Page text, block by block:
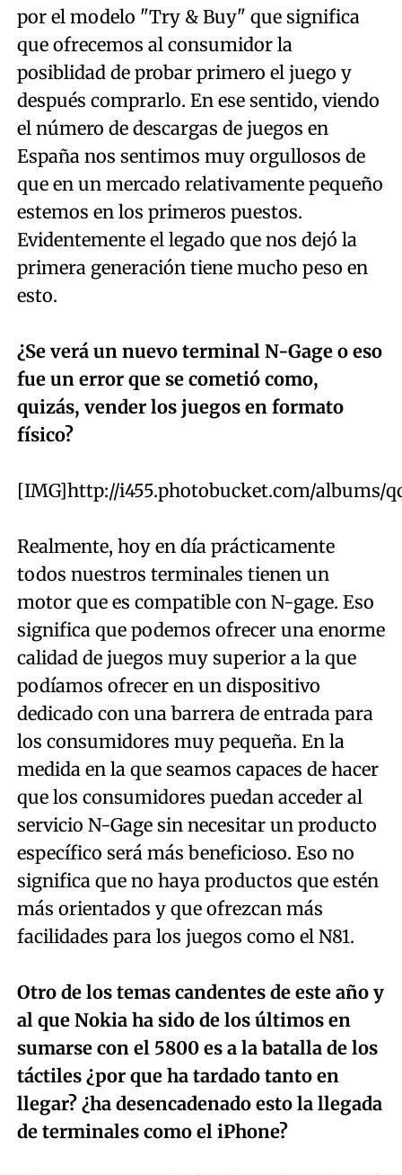
por el modelo "Try & Buy" que significa
que ofrecemos al consumidor la
posiblidad de probar primero el juego y
después comprarlo. En ese sentido, viendo
el número de descargas de juegos en
España nos sentimos muy orgullosos de
que en un mercado relativamente pequeño
estemos en los primeros puestos.
Evidentemente el legado que nos dejó la
primera generación tiene mucho peso en
esto.
¿Se verá un nuevo terminal N-Gage o eso
fue un error que se cometió como,
quizás, vender los juegos en formato
físico?
[IMG]http://i455.photobucket.com/albums/
Realmente, hoy en día prácticamente
todos nuestros terminales tienen un
motor que es compatible con N-gage. Eso
significa que podemos ofrecer una enorme
calidad de juegos muy superior a la que
podíamos ofrecer en un dispositivo
dedicado con una barrera de entrada para
los consumidores muy pequeña. En la
medida en la que seamos capaces de hacer
que los consumidores puedan acceder al
servicio N-Gage sin necesitar un producto
específico será más beneficioso. Eso no
significa que no haya productos que estén
más orientados y que ofrezcan más
facilidades para los juegos como el N81.
Otro de los temas candentes de este año y
al que Nokia ha sido de los últimos en
sumarse con el 5800 es a la batalla de los
táctiles ¿por que ha tardado tanto en
llegar? ¿ha desencadenado esto la llegada
de terminales como el iPhone?